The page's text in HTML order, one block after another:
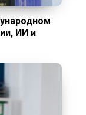
ИИ и